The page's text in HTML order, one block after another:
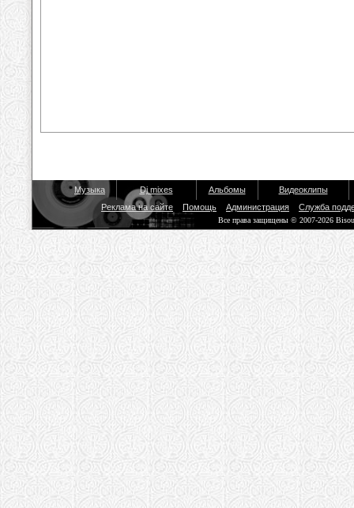
Музыка Dj mixes Альбомы
Видеоклипы
Реклама на сайте
Помощь Администрация Служба
Все права защищены © 2007-2026